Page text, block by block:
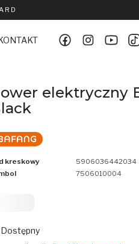
elektryczny
kreskowy
5906036442034
7506010004
Dostępny